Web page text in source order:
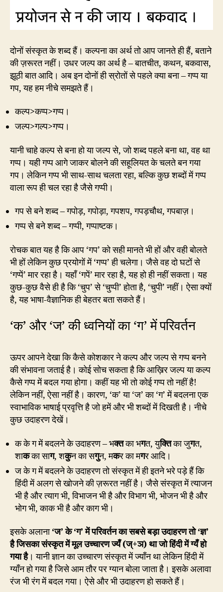
दोनों संस्कृत के शब्द हैं। कल्पना का अर्थ तो आप जानते ही हैं, बताने
की ज़रूरत नहीं। उधर जल्प का अर्थ है – बातचीत, कथन, बकवास,
झूठी बात आदि। अब इन दोनों ही स्रोतों से पहले क्या बना – गप्प या
गप, यह हम नीचे समझते हैं।
कल्प>कप्प>गप्प।
जल्प>गल्प>गप्प।
यानी चाहे कल्प से बना हो या जल्प से, जो शब्द पहले बना था, वह था
गप्प। यही गप्प आगे जाकर बोलने की सहूलियत के चलते बन गया
गप। लेकिन गप्प भी साथ-साथ चलता रहा, बल्कि कुछ शब्दों में गप्प
वाला रूप ही चल रहा है जैसे गप्पी।
गप से बने शब्द – गपोड़, गपोड़ा, गपशप, गपड़चौथ, गपबाज़।
गप्प से बने शब्द – गप्पी, गप्पाष्टक।
रोचक बात यह है कि आप ‘गप’ को सही मानते भी हों और वही बोलते
भी हों लेकिन कुछ प्रयोगों में ‘गप्प’ ही चलेगा। जैसे वह दो घटों से
‘गप्पें’ मार रहा है। यहाँ ‘गपें’ मार रहा है, यह हो ही नहीं सकता। यह
कुछ-कुछ वैसे ही है कि ‘चुप’ से ‘चुप्पी’ होता है, ‘चुपी’ नहीं। ऐसा क्यों
है, यह भाषा-वैज्ञानिक ही बेहतर बता सकते हैं।
‘क’ और ‘ज’ की ध्वनियों का ‘ग’ में परिवर्तन
ऊपर आपने देखा कि कैसे कोशकार ने कल्प और जल्प से गप्प बनने
की संभावना जताई है। कोई सोच सकता है कि आख़िर जल्प या कल्प
कैसे गप्प में बदल गया होगा। कहीं यह भी तो कोई गप्प तो नहीं है!
लेकिन नहीं, ऐसा नहीं है। कारण, ‘क’ या ‘ज’ का ‘ग’ में बदलना एक
स्वाभाविक भाषाई प्रवृत्ति है जो हमें और भी शब्दों में दिखती है। नीचे
कुछ उदाहरण देखें।
क के ग में बदलने के उदाहरण – भक्तका भगत, युक्तिका जुगत,
शाकका साग, शकुन का सगुन, मकर का मगर आदि।
ज के ग में बदलने के उदाहरण तो संस्कृत में ही इतने भरे पड़े हैं कि
हिंदी में अलग से खोजने की ज़रूरत नहीं है। जैसे संस्कृत में त्याजन
भी है और त्याग भी, विभाजन भी है और विभाग भी, भोजन भी है और
भोग भी, काक भी है और काग भी।
इसके अलाना‘ज’ के ‘ग’ में परिवर्तन का सबसे बड़ा उदाहरण तो ‘ज्ञ’
है जिसका संस्कृत में मूल उच्चारण ज्यँ (ज्+ञ) था जो हिंदी में ग्यँ हो
गया है। यानी ज्ञान का उच्चारण संस्कृत में ज्याँन था लेकिन हिंदी में
ग्याँन हो गया है जिसे आम तौर पर ग्यान बोला जाता है। इसके अलावा
रंज भी रंग में बदल गया। ऐसे और भी उदाहरण हो सकते हैं।